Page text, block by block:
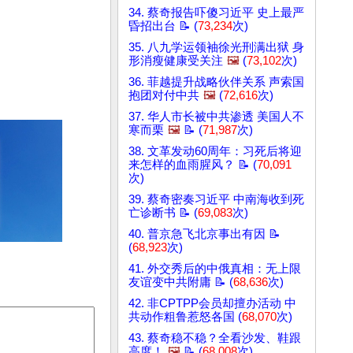
34. 蔡奇报告吓傻习近平 史上最严
昏招出台 📝 (73,234次)
35. 八九学运领袖徐光刑满出狱 身
形消瘦健康受关注 🖼️ (73,102次)
36. 菲越提升战略伙伴关系 声索国
抱团对付中共 🖼️ (72,616次)
37. 华人市长被中共渗透 美国人不
寒而栗 🖼️ 📝 (71,987次)
38. 文革发动60周年：习死后将迎
来怎样的血雨腥风？ 📝 (70,091
次)
39. 蔡奇密奏习近平 中南海收到死
亡诊断书 📝 (69,083次)
40. 普京急飞北京事出有因 📝
(68,923次)
41. 外交秀后的中俄真相：无上限
友谊变中共附庸 📝 (68,636次)
42. 非CPTPP会员却擅办活动 中
共动作粗鲁惹怒各国 (68,070次)
43. 蔡奇稳不稳？全看沙发、鞋跟